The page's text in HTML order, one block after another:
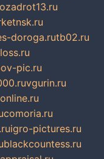
doroga.rutb02.ru
pic.ru
vgurin.ru
igro-pictures.ru
blackcountess.ru